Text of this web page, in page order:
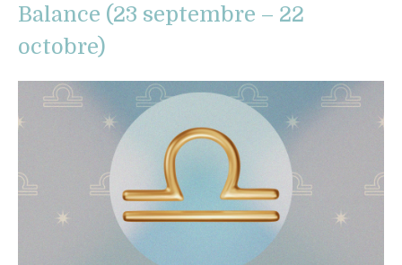
Balance (23 septembre – 22
octobre)